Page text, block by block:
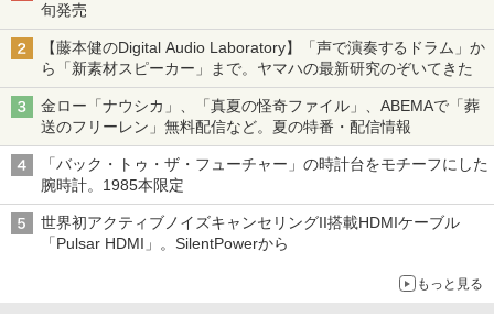
旬発売
【藤本健のDigital Audio Laboratory】「声で演奏するドラム」か
ら「新素材スピーカー」まで。ヤマハの最新研究のぞいてきた
金ロー「ナウシカ」、「真夏の怪奇ファイル」、ABEMAで「葬
送のフリーレン」無料配信など。夏の特番・配信情報
「バック・トゥ・ザ・フューチャー」の時計台をモチーフにした
腕時計。1985本限定
世界初アクティブノイズキャンセリングII搭載HDMIケーブル
「Pulsar HDMI」。SilentPowerから
もっと見る